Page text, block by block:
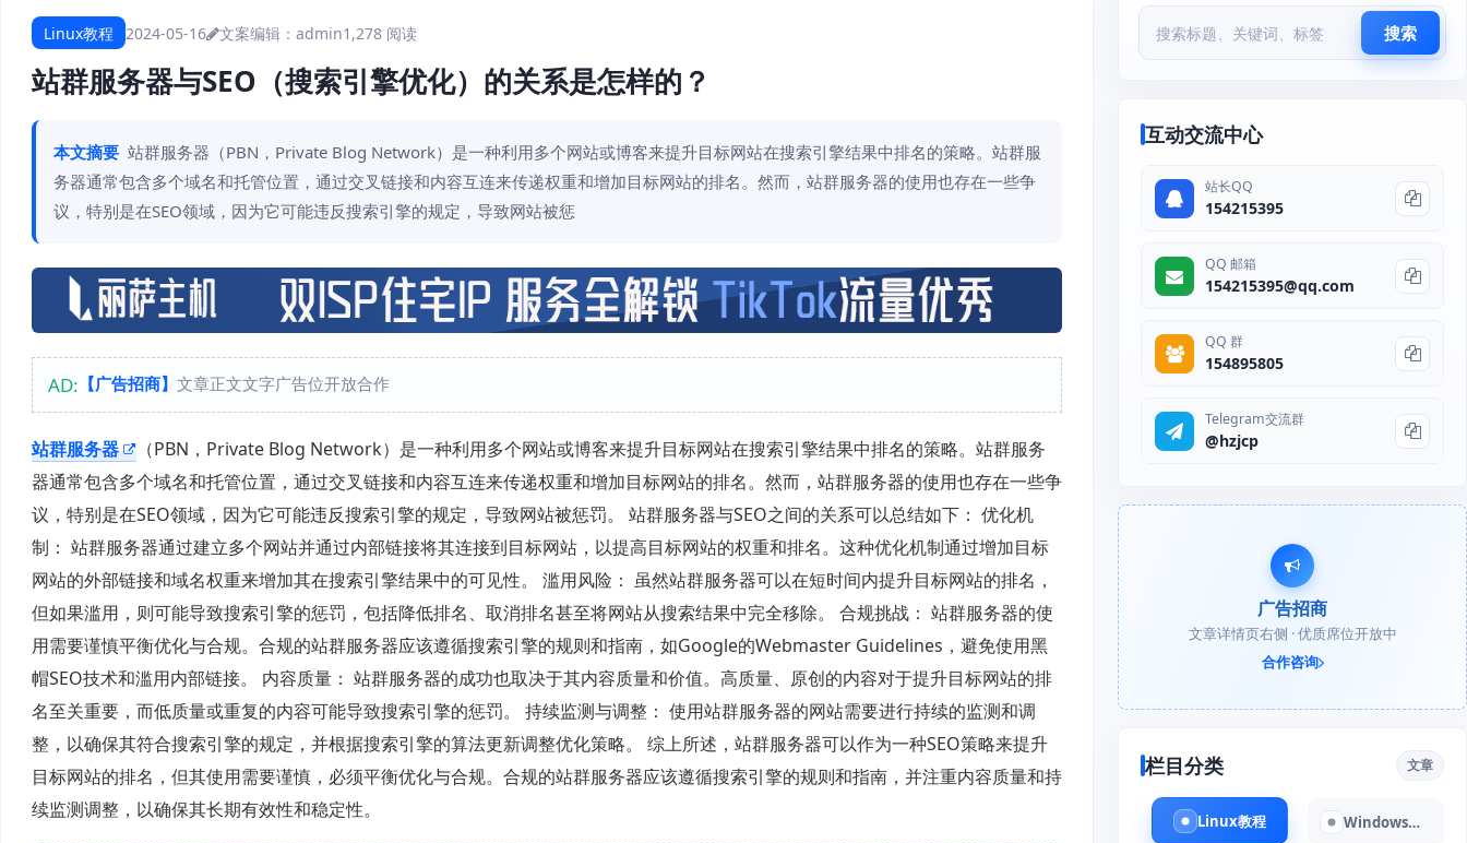
Linux教程 2024-05-16 文案编辑：admin1,278 阅读
站群服务器与SEO（搜索引擎优化）的关系是怎样的？
本文摘要 站群服务器（PBN，Private Blog Network）是一种利用多个网站或博客来提升目标网站在搜索引擎结果中排名的策略。站群服
务器通常包含多个域名和托管位置，通过交叉链接和内容互连来传递权重和增加目标网站的排名。然而，站群服务器的使用也存在一些争
议，特别是在SEO领域，因为它可能违反搜索引擎的规定，导致网站被惩
AD: 【广告招商】 文章正文文字广告位开放合作
站群服务器
（PBN，Private Blog Network）是一种利用多个网站或博客来提升目标网站在搜索引擎结果中排名的策略。站群服务
器通常包含多个域名和托管位置，通过交叉链接和内容互连来传递权重和增加目标网站的排名。然而，站群服务器的使用也存在一些争
议，特别是在SEO领域，因为它可能违反搜索引擎的规定，导致网站被惩罚。 站群服务器与SEO之间的关系可以总结如下： 优化机
制： 站群服务器通过建立多个网站并通过内部链接将其连接到目标网站，以提高目标网站的权重和排名。这种优化机制通过增加目标
网站的外部链接和域名权重来增加其在搜索引擎结果中的可见性。 滥用风险： 虽然站群服务器可以在短时间内提升目标网站的排名，
但如果滥用，则可能导致搜索引擎的惩罚，包括降低排名、取消排名甚至将网站从搜索结果中完全移除。 合规挑战： 站群服务器的使
用需要谨慎平衡优化与合规。合规的站群服务器应该遵循搜索引擎的规则和指南，如Google的Webmaster Guidelines，避免使用黑
帽SEO技术和滥用内部链接。 内容质量： 站群服务器的成功也取决于其内容质量和价值。高质量、原创的内容对于提升目标网站的排
名至关重要，而低质量或重复的内容可能导致搜索引擎的惩罚。 持续监测与调整： 使用站群服务器的网站需要进行持续的监测和调
整，以确保其符合搜索引擎的规定，并根据搜索引擎的算法更新调整优化策略。 综上所述，站群服务器可以作为一种SEO策略来提升
目标网站的排名，但其使用需要谨慎，必须平衡优化与合规。合规的站群服务器应该遵循搜索引擎的规则和指南，并注重内容质量和持
续监测调整，以确保其长期有效性和稳定性。
搜索
互动交流中心
站长QQ
154215395
QQ 邮箱
154215395@qq.com
QQ 群
154895805
Telegram交流群
@hzjcp
广告招商
文章详情页右侧 · 优质席位开放中
合作咨询
栏目分类 文章
Linux教程 Windows教程